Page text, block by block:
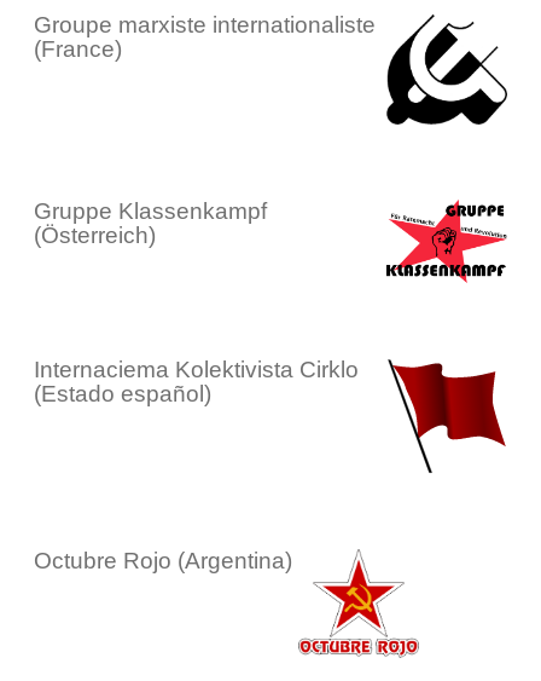
Groupe marxiste internationaliste
(France)
Gruppe Klassenkampf
(Österreich)
Internaciema Kolektivista Cirklo
(Estado español)
Octubre Rojo (Argentina)